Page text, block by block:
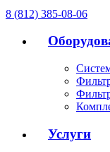
8 (812) 385-08-06
Услуги